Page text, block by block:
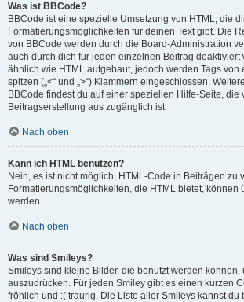
Was ist BBCode?
BBCode ist eine spezielle Umsetzung von HTML, die
Formatierungsmöglichkeiten für deinen Text gibt. Die
von BBCode werden durch die Board-Administration
auch durch dich für jeden einzelnen Beitrag deaktiviert
ähnlich wie HTML aufgebaut, jedoch werden Tags von
spitzen („<“ und „>“) Klammern eingeschlossen.
BBCode findest du auf einer speziellen Hilfe-Seite, die
Beitragserstellung aus zugänglich ist.
Nach oben
Kann ich HTML benutzen?
Nein, es ist nicht möglich, HTML-Code in Beiträgen zu
Formatierungsmöglichkeiten, die HTML bietet, können
werden.
Nach oben
Was sind Smileys?
Smileys sind kleine Bilder, die benutzt werden können,
auszudrücken. Für jeden Smiley gibt es einen kurzen
fröhlich und :( traurig. Die Liste aller Smileys kannst du